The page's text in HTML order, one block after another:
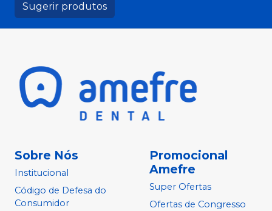
Sugerir produtos
Sobre Nós
Institucional
Código de Defesa do
Consumidor
Promocional
Amefre
Super Ofertas
Ofertas de Congresso